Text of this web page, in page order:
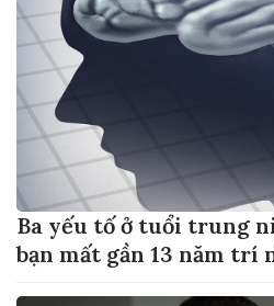
Ba yếu tố ở tuổi trung
bạn mất gần 13 năm trí